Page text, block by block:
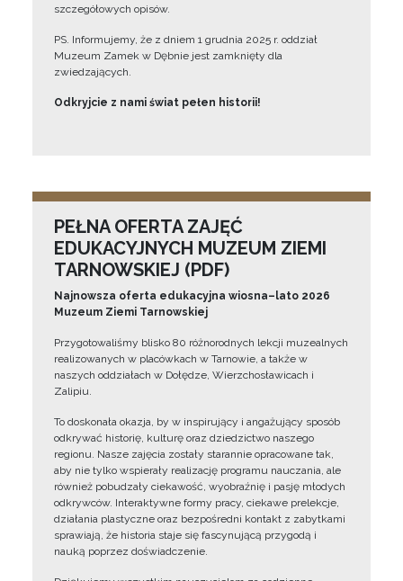
szczegółowych opisów.
PS. Informujemy, że z dniem 1 grudnia 2025 r. oddział
Muzeum Zamek w Dębnie jest zamknięty dla
zwiedzających.
Odkryjcie z nami świat pełen historii!
PEŁNA OFERTA ZAJĘĆ
EDUKACYJNYCH MUZEUM ZIEMI
TARNOWSKIEJ (PDF)
Najnowsza oferta edukacyjna wiosna–lato 2026
Muzeum Ziemi Tarnowskiej
Przygotowaliśmy blisko 80 różnorodnych lekcji muzealnych
realizowanych w placówkach w Tarnowie, a także w
naszych oddziałach w Dołędze, Wierzchosławicach i
Zalipiu.
To doskonała okazja, by w inspirujący i angażujący sposób
odkrywać historię, kulturę oraz dziedzictwo naszego
regionu. Nasze zajęcia zostały starannie opracowane tak,
aby nie tylko wspierały realizację programu nauczania, ale
również pobudzały ciekawość, wyobraźnię i pasję młodych
odkrywców. Interaktywne formy pracy, ciekawe prelekcje,
działania plastyczne oraz bezpośredni kontakt z zabytkami
sprawiają, że historia staje się fascynującą przygodą i
nauką poprzez doświadczenie.